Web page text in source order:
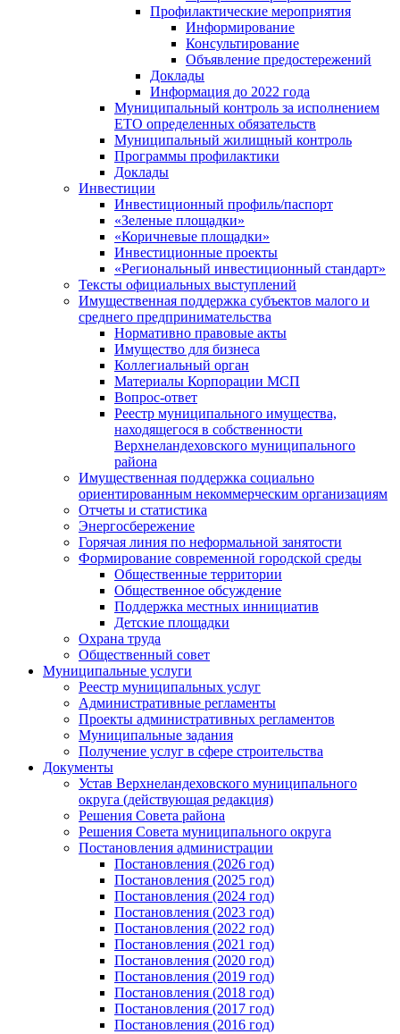
Профилактические мероприятия
Информирование
Консультирование
Объявление предостережений
Доклады
Информация до 2022 года
Муниципальный контроль за исполнением
ЕТО определенных обязательств
Муниципальный жилищный контроль
Программы профилактики
Доклады
Инвестиции
Инвестиционный профиль/паспорт
«Зеленые площадки»
«Коричневые площадки»
Инвестиционные проекты
«Региональный инвестиционный стандарт»
Тексты официальных выступлений
Имущественная поддержка субъектов малого и
среднего предпринимательства
Нормативно правовые акты
Имущество для бизнеса
Коллегиальный орган
Материалы Корпорации МСП
Вопрос-ответ
Реестр муниципального имущества,
находящегося в собственности
Верхнеландеховского муниципального
района
Имущественная поддержка социально
ориентированным некоммерческим организациям
Отчеты и статистика
Энергосбережение
Горячая линия по неформальной занятости
Формирование современной городской среды
Общественные территории
Общественное обсуждение
Поддержка местных иннициатив
Детские площадки
Охрана труда
Общественный совет
Муниципальные услуги
Реестр муниципальных услуг
Административные регламенты
Проекты административных регламентов
Муниципальные задания
Получение услуг в сфере строительства
Документы
Устав Верхнеландеховского муниципального
округа (действующая редакция)
Решения Совета района
Решения Совета муниципального округа
Постановления администрации
Постановления (2026 год)
Постановления (2025 год)
Постановления (2024 год)
Постановления (2023 год)
Постановления (2022 год)
Постановления (2021 год)
Постановления (2020 год)
Постановления (2019 год)
Постановления (2018 год)
Постановления (2017 год)
Постановления (2016 год)